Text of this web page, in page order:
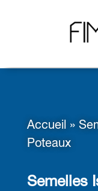
Accueil »
Poteaux
Semelles